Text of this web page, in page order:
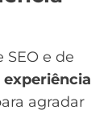
SEO e de
experiência
agradar